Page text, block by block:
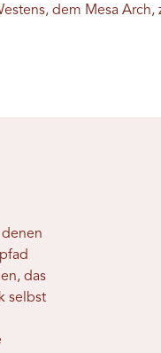
dem Mesa Arch,
das
selbst